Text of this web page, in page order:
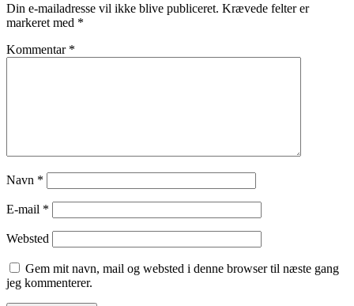
Din e-mailadresse vil ikke blive publiceret. Krævede felter er
markeret med *
Kommentar *
Navn *
E-mail *
Websted
Gem mit navn, mail og websted i denne browser til næste gang
jeg kommenterer.